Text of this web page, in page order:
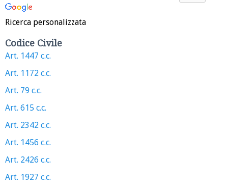
Ricerca personalizzata
Codice Civile
Art. 1447 c.c.
Art. 1172 c.c.
Art. 79 c.c.
Art. 615 c.c.
Art. 2342 c.c.
Art. 1456 c.c.
Art. 2426 c.c.
Art. 1927 c.c.